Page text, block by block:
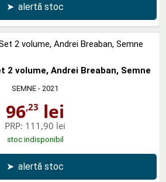
➤ alertă stoc
2 volume, Andrei Breaban, Semne
SEMNE - 2021
96,23 lei
PRP: 111,90 lei
stoc indisponibil
➤ alertă stoc